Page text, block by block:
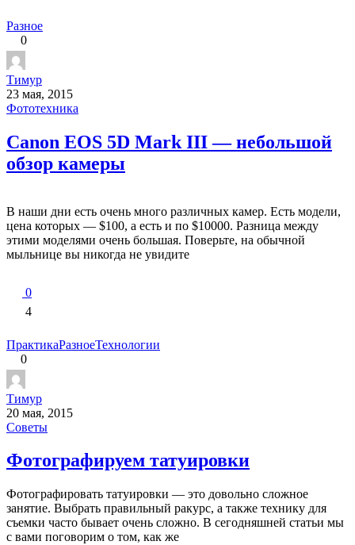
Разное
0
Тимур
23 мая, 2015
Фототехника
Canon EOS 5D Mark III — небольшой
обзор камеры
В наши дни есть очень много различных камер. Есть модели,
цена которых — $100, а есть и по $10000. Разница между
этими моделями очень большая. Поверьте, на обычной
мыльнице вы никогда не увидите
0
4
ПрактикаРазноеТехнологии
0
Тимур
20 мая, 2015
Советы
Фотографируем татуировки
Фотографировать татуировки — это довольно сложное
занятие. Выбрать правильный ракурс, а также технику для
съемки часто бывает очень сложно. В сегодняшней статьи мы
с вами поговорим о том, как же